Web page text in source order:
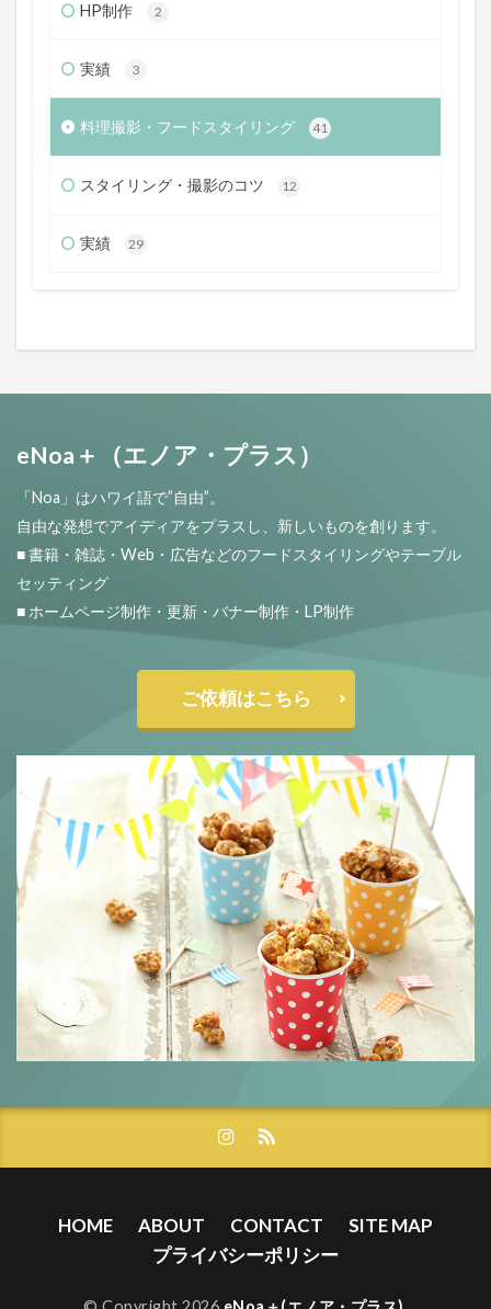
HP制作 2
実績 3
料理撮影・フードスタイリング 41
スタイリング・撮影のコツ 12
実績 29
eNoa＋（エノア・プラス）
「Noa」はハワイ語で”自由”。
自由な発想でアイディアをプラスし、新しいものを創ります。
■ 書籍・雑誌・Web・広告などのフードスタイリングやテーブル
セッティング
■ ホームページ制作・更新・バナー制作・LP制作
ご依頼はこちら
HOME ABOUT CONTACT
SITE MAP
プライバシーポリシー